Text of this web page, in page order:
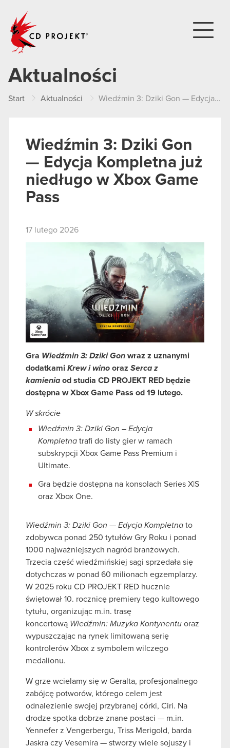
Aktualności
Start Aktualności Wiedźmin 3: Dziki Gon — Edycja Kompletna już niedługo w Xbox Game Pass
Wiedźmin 3: Dziki Gon
— Edycja Kompletna już
niedługo w Xbox Game
Pass
17 lutego 2026
Gra Wiedźmin 3: Dziki Gon wraz z uznanymi
dodatkami Krew i wino oraz Serca z
kamienia od studia CD PROJEKT RED będzie
dostępna w Xbox Game Pass od 19 lutego.
W skrócie
Wiedźmin 3: Dziki Gon – Edycja
Kompletna trafi do listy gier w ramach
subskrypcji Xbox Game Pass Premium i
Ultimate.
Gra będzie dostępna na konsolach Series X|S
oraz Xbox One.
Wiedźmin 3: Dziki Gon — Edycja Kompletna to
zdobywca ponad 250 tytułów Gry Roku i ponad
1000 najważniejszych nagród branżowych.
Trzecia część wiedźmińskiej sagi sprzedała się
dotychczas w ponad 60 milionach egzemplarzy.
W 2025 roku CD PROJEKT RED hucznie
świętował 10. rocznicę premiery tego kultowego
tytułu, organizując m.in. trasę
koncertową Wiedźmin: Muzyka Kontynentu oraz
wypuszczając na rynek limitowaną serię
kontrolerów Xbox z symbolem wilczego
medalionu.
W grze wcielamy się w Geralta, profesjonalnego
zabójcę potworów, którego celem jest
odnalezienie swojej przybranej córki, Ciri. Na
drodze spotka dobrze znane postaci — m.in.
Yennefer z Vengerbergu, Triss Merigold, barda
Jaskra czy Vesemira — stworzy wiele sojuszy i